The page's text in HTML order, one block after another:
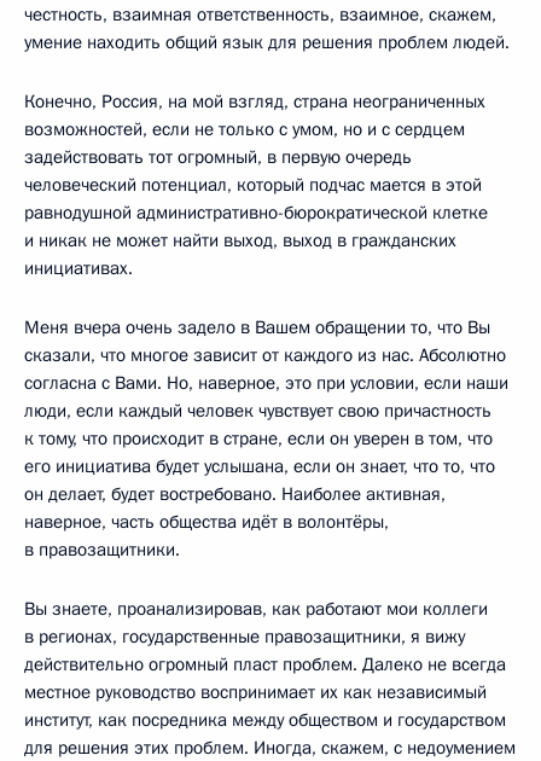
честность, взаимная ответственность, взаимное, скажем,
умение находить общий язык для решения проблем людей.
Конечно, Россия, на мой взгляд, страна неограниченных
возможностей, если не только с умом, но и с сердцем
задействовать тот огромный, в первую очередь
человеческий потенциал, который подчас мается в этой
равнодушной административно-бюрократической клетке
и никак не может найти выход, выход в гражданских
инициативах.
Меня вчера очень задело в Вашем обращении то, что Вы
сказали, что многое зависит от каждого из нас. Абсолютно
согласна с Вами. Но, наверное, это при условии, если наши
люди, если каждый человек чувствует свою причастность
к тому, что происходит в стране, если он уверен в том, что
его инициатива будет услышана, если он знает, что то, что
он делает, будет востребовано. Наиболее активная,
наверное, часть общества идёт в волонтёры,
в правозащитники.
Вы знаете, проанализировав, как работают мои коллеги
в регионах, государственные правозащитники, я вижу
действительно огромный пласт проблем. Далеко не всегда
местное руководство воспринимает их как независимый
институт, как посредника между обществом и государством
для решения этих проблем. Иногда, скажем, с недоумением